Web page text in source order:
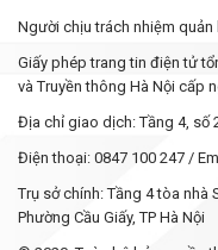
Người chịu trách nhiệm quản
Giấy phép trang tin điện tử
và Truyền thông Hà Nội cấp
Địa chỉ giao dịch: Tầng 4, số
Điện thoại: 0847 100 247 /
Trụ sở chính: Tầng 4 tòa nhà
Phường Cầu Giấy, TP Hà Nội